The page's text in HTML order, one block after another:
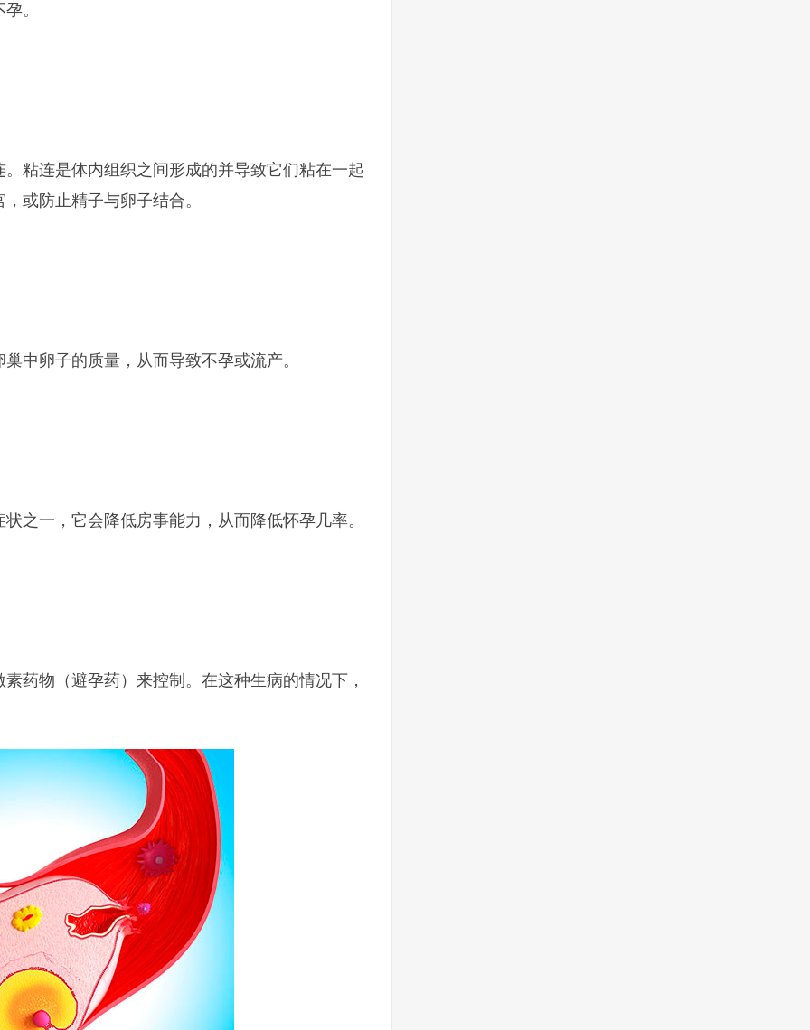
。
粘连是体内组织之间形成的并导致它们粘在一起
或防止精子与卵子结合。
中卵子的质量，从而导致不孕或流产。
之一，它会降低房事能力，从而降低怀孕几率。
药物（避孕药）来控制。在这种生病的情况下，